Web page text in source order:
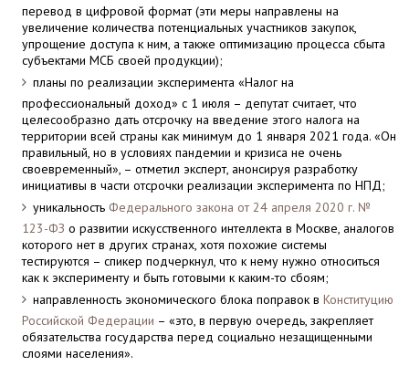
перевод в цифровой формат (эти меры направлены на
увеличение количества потенциальных участников закупок,
упрощение доступа к ним, а также оптимизацию процесса сбыта
субъектами МСБ своей продукции);
планы по реализации эксперимента «Налог на
профессиональный доход» с 1 июля – депутат считает, что
целесообразно дать отсрочку на введение этого налога на
территории всей страны как минимум до 1 января 2021 года. «Он
правильный, но в условиях пандемии и кризиса не очень
своевременный», – отметил эксперт, анонсируя разработку
инициативы в части отсрочки реализации эксперимента по НПД;
уникальность Федерального закона от 24 апреля 2020 г. №
123-ФЗ о развитии искусственного интеллекта в Москве, аналогов
которого нет в других странах, хотя похожие системы
тестируются – спикер подчеркнул, что к нему нужно относиться
как к эксперименту и быть готовыми к каким-то сбоям;
направленность экономического блока поправок в Конституцию
Российской Федерации – «это, в первую очередь, закрепляет
обязательства государства перед социально незащищенными
слоями населения».